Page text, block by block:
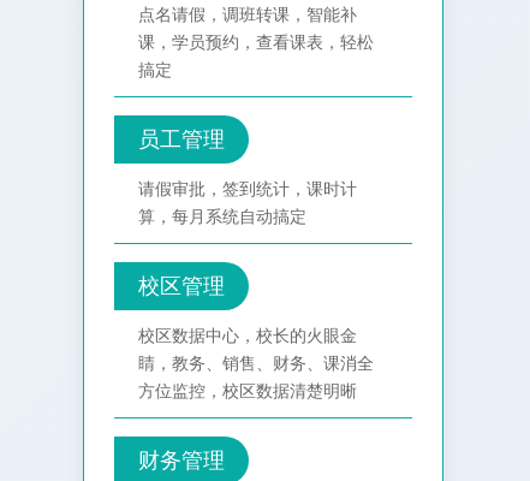
点名请假，调班转课，智能补
课，学员预约，查看课表，轻松
搞定
员工管理
请假审批，签到统计，课时计
算，每月系统自动搞定
校区管理
校区数据中心，校长的火眼金
睛，教务、销售、财务、课消全
方位监控，校区数据清楚明晰
财务管理